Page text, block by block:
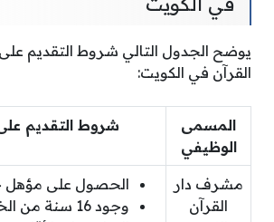
يوضح الجدول التالي شروط التقديم
القرآن في الكويت:
المسمى
الوظيفي
شروط التقديم
مشرف دار
القرآن
الحصول على مؤهل
وجود 16 سنة